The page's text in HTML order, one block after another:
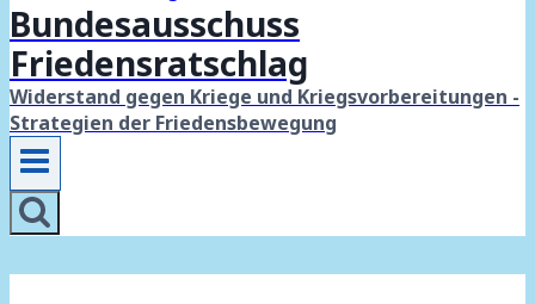
Bundesausschuss
Friedensratschlag
Widerstand gegen Kriege und Kriegsvorbereitungen -
Strategien der Friedensbewegung